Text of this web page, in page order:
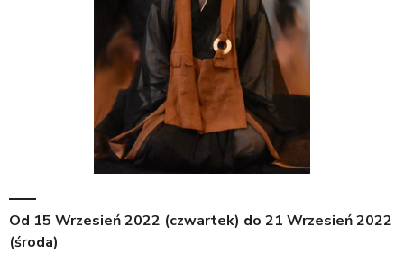
Od 15 Wrzesień 2022 (czwartek) do 21 Wrzesień 2022
(środa)